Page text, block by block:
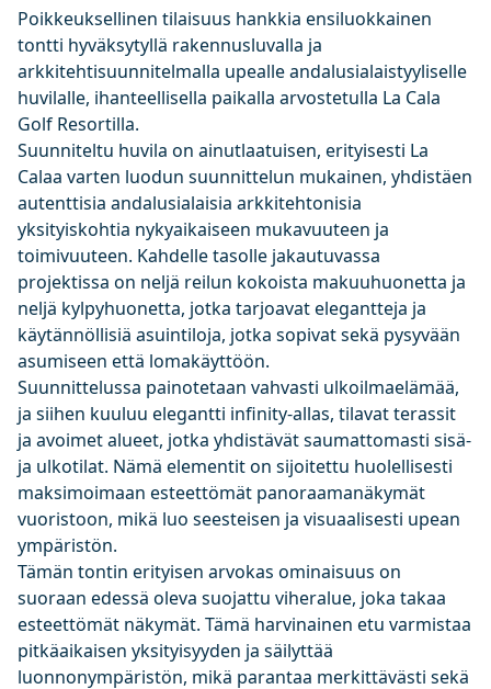
Poikkeuksellinen tilaisuus hankkia ensiluokkainen
tontti hyväksytyllä rakennusluvalla ja
arkkitehtisuunnitelmalla upealle andalusialaistyyliselle
huvilalle, ihanteellisella paikalla arvostetulla La Cala
Golf Resortilla.
Suunniteltu huvila on ainutlaatuisen, erityisesti La
Calaa varten luodun suunnittelun mukainen, yhdistäen
autenttisia andalusialaisia arkkitehtonisia
yksityiskohtia nykyaikaiseen mukavuuteen ja
toimivuuteen. Kahdelle tasolle jakautuvassa
projektissa on neljä reilun kokoista makuuhuonetta ja
neljä kylpyhuonetta, jotka tarjoavat elegantteja ja
käytännöllisiä asuintiloja, jotka sopivat sekä pysyvään
asumiseen että lomakäyttöön.
Suunnittelussa painotetaan vahvasti ulkoilmaelämää,
ja siihen kuuluu elegantti infinity-allas, tilavat terassit
ja avoimet alueet, jotka yhdistävät saumattomasti sisä-
ja ulkotilat. Nämä elementit on sijoitettu huolellisesti
maksimoimaan esteettömät panoraamanäkymät
vuoristoon, mikä luo seesteisen ja visuaalisesti upean
ympäristön.
Tämän tontin erityisen arvokas ominaisuus on
suoraan edessä oleva suojattu viheralue, joka takaa
esteettömät näkymät. Tämä harvinainen etu varmistaa
pitkäaikaisen yksityisyyden ja säilyttää
luonnonympäristön, mikä parantaa merkittävästi sekä